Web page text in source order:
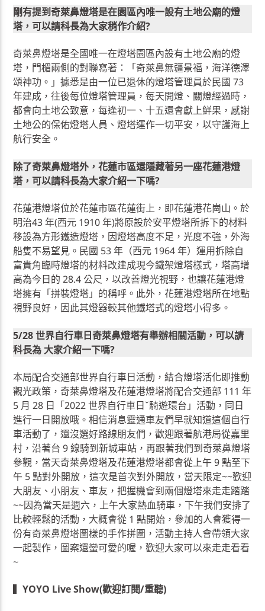
剛有提到奇萊鼻燈塔是在園區內唯一設有土地公廟的燈
塔，可以請科長為大家稍作介紹?
奇萊鼻燈塔是全國唯一在燈塔園區內設有土地公廟的燈
塔，門楣兩側的對聯寫著：「奇萊鼻無疆景福，海洋德澤
頌神功。」據悉是由一位已退休的燈塔管理員於民國 73
年建成，往後每位燈塔管理員，每天開燈、關燈經過時，
都會向土地公致意，每逢初一、十五還會獻上鮮果，感謝
土地公的保佑燈塔人員、燈塔運作一切平安，以守護海上
航行安全。
除了奇萊鼻燈塔外，花蓮市區還隱藏著另一座花蓮港燈
塔，可以請科長為大家介紹一下嗎?
花蓮港燈塔位於花蓮市區花蓮街上，即花蓮港花崗山。於
明治43 年(西元 1910 年)將原設於安平燈塔所拆下的材料
移設為方形鐵造燈塔，因燈塔高度不足，光度不強，外海
船隻不易望見。民國 53 年（西元 1964 年）運用拆除自
富貴角臨時燈塔的材料改建成現今鐵架燈塔樣式，塔高增
高為今日的 28.4 公尺，以改善燈光視野，也讓花蓮港燈
塔擁有「拼裝燈塔」的稱呼。此外，花蓮港燈塔所在地點
視野良好，因此其燈器較其他鐵塔式的燈塔小得多。
5/28 世界自行車日奇萊鼻燈塔有舉辦相關活動，可以請
科長為 大家介紹一下嗎?
本局配合交通部世界自行車日活動，結合燈塔活化即推動
觀光政策，奇萊鼻燈塔及花蓮港燈塔將配合交通部 111 年
5 月 28 日「2022 世界自行車日ˇ騎遊環台」活動，同日
進行一日開放哦。相信消息靈通車友們早就知道這個自行
車活動了，還沒選好路線朋友們，歡迎跟著航港局從嘉里
村，沿著台 9 線騎到新城車站，再跟著我們到奇萊鼻燈塔
參觀，當天奇萊鼻燈塔及花蓮港燈塔都會從上午 9 點至下
午 5 點對外開放，這次是首次對外開放，當天限定~~歡迎
大朋友、小朋友、車友，把握機會到兩個燈塔來走走踏踏
~~因為當天是週六，上午大家熱血騎車，下午我們安排了
比較輕鬆的活動，大概會從 1 點開始，參加的人會獲得一
份有奇萊鼻燈塔圖樣的手作拼圖，活動主持人會帶領大家
一起製作，圖案還蠻可愛的喔，歡迎大家可以來走走看看
~
▍YOYO Live Show(歡迎訂閱/重聽)